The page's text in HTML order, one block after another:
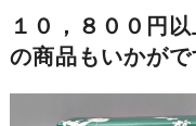
１０，８００円
の商品もいかがで